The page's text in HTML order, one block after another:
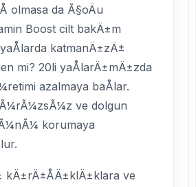
olmasa da Ã§oÄu
Boost cilt bakÄ±m
yaÅlarda katmanÄ±zÄ±
mi? 20li yaÅlarÄ±mÄ±zda
azalmaya baÅlar.
ve dolgun
korumaya
kÄ±rÄ±ÅÄ±klÄ±klara ve